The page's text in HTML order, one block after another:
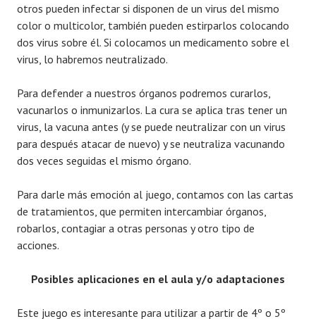
otros pueden infectar si disponen de un virus del mismo
color o multicolor, también pueden estirparlos colocando
dos virus sobre él. Si colocamos un medicamento sobre el
virus, lo habremos neutralizado.
Para defender a nuestros órganos podremos curarlos,
vacunarlos o inmunizarlos. La cura se aplica tras tener un
virus, la vacuna antes (y se puede neutralizar con un virus
para después atacar de nuevo) y se neutraliza vacunando
dos veces seguidas el mismo órgano.
Para darle más emoción al juego, contamos con las cartas
de tratamientos, que permiten intercambiar órganos,
robarlos, contagiar a otras personas y otro tipo de
acciones.
Posibles aplicaciones en el aula y/o adaptaciones
Este juego es interesante para utilizar a partir de 4º o 5º